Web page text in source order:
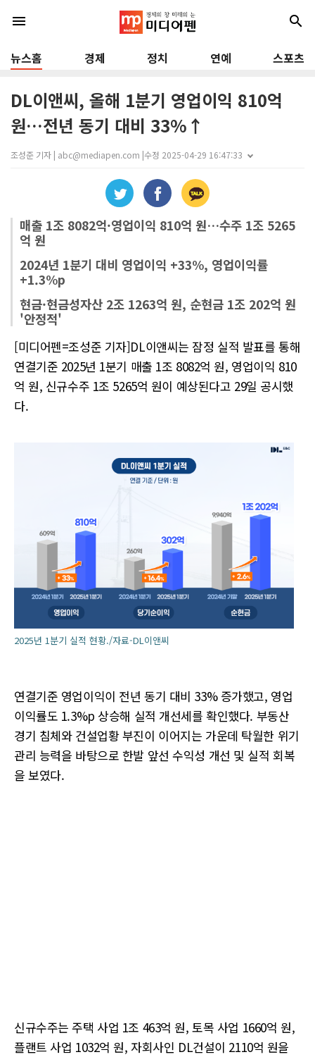
menu search
뉴스홈 경제 정치 연예 스포츠
DL이앤씨, 올해 1분기 영업이익 810억
원…전년 동기 대비 33%↑
조성준 기자 | abc@mediapen.com |수정 2025-04-29 16:47:33
매출 1조 8082억·영업이익 810억 원…수주 1조 5265
억 원
2024년 1분기 대비 영업이익 +33%, 영업이익률
+1.3%p
현금·현금성자산 2조 1263억 원, 순현금 1조 202억 원
'안정적'
[미디어펜=조성준 기자]DL이앤씨는 잠정 실적 발표를 통해
연결기준 2025년 1분기 매출 1조 8082억 원, 영업이익 810
억 원, 신규수주 1조 5265억 원이 예상된다고 29일 공시했
다.
2025년 1분기 실적 현황./자료-DL이앤씨
연결기준 영업이익이 전년 동기 대비 33% 증가했고, 영업
이익률도 1.3%p 상승해 실적 개선세를 확인했다. 부동산
경기 침체와 건설업황 부진이 이어지는 가운데 탁월한 위기
관리 능력을 바탕으로 한발 앞선 수익성 개선 및 실적 회복
을 보였다.
신규수주는 주택 사업 1조 463억 원, 토목 사업 1660억 원,
플랜트 사업 1032억 원, 자회사인 DL건설이 2110억 원을